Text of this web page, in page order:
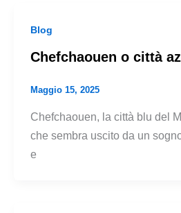
Blog
Chefchaouen o città
Maggio 15, 2025
Chefchaouen, la città blu del
che sembra uscito da un
e